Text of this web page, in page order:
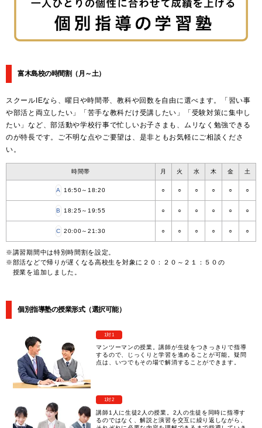
富木島校の時間割 （月～土）
スクールIEなら、曜日や時間帯、教科や回数を自由に選べます。「習い事
や部活と両立したい」「苦手な教科だけ受講したい」「受験対策に集中し
たい」など、部活動や学校行事で忙しいお子さまも、ムリなく勉強できる
のが特長です。ご不明な点やご要望は、是非ともお気軽にご相談くださ
い。
時間帯 月 火 水 木 金 土
A 16:50～18:20 ○ ○ ○ ○ ○ ○
B 18:25～19:55 ○ ○ ○ ○ ○ ○
C 20:00～21:30 ○ ○ ○ ○ ○ ○
※講習期間中は特別時間割を設定。
※部活などで帰りが遅くなる高校生を対象に２０：２０～２１：５０の
授業を追加しました。
個別指導塾の授業形式（選択可能）
1対1
マンツーマンの授業。講師が生徒をつきっきりで指導
するので、じっくりと学習を進めることが可能。疑問
点は、いつでもその場で解消することができます。
1対2
講師1人に生徒2人の授業。2人の生徒を同時に指導す
るのではなく、解説と演習を交互に繰り返しながら、